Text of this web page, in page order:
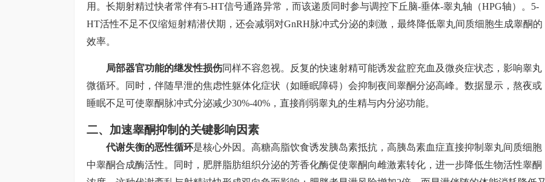
用。长期射精过快者常伴有5-HT信号通路异常，而该递质同时参与调控下丘脑-垂体-睾丸轴（HPG轴）。5-
HT活性不足不仅缩短射精潜伏期，还会减弱对GnRH脉冲式分泌的刺激，最终降低睾丸间质细胞生成睾酮的
效率。
局部器官功能的继发性损伤同样不容忽视。反复的快速射精可能诱发盆腔充血及微炎症状态，影响睾丸
微循环。同时，伴随早泄的焦虑性躯体化症状（如睡眠障碍）会抑制夜间睾酮分泌高峰。数据显示，熬夜或
睡眠不足可使睾酮脉冲式分泌减少30%-40%，直接削弱睾丸的生精与内分泌功能。
二、加速睾酮抑制的关键影响因素
代谢失衡的恶性循环是核心外因。高糖高脂饮食诱发胰岛素抵抗，高胰岛素血症直接抑制睾丸间质细胞
中睾酮合成酶活性。同时，肥胖脂肪组织分泌的芳香化酶促使睾酮向雌激素转化，进一步降低生物活性睾酮